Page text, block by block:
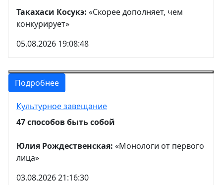
Такахаси Косукэ: «Скорее дополняет, чем
конкурирует»
05.08.2026 19:08:48
Подробнее
Культурное завещание
47 способов быть собой
Юлия Рождественская: «Монологи от первого
лица»
03.08.2026 21:16:30